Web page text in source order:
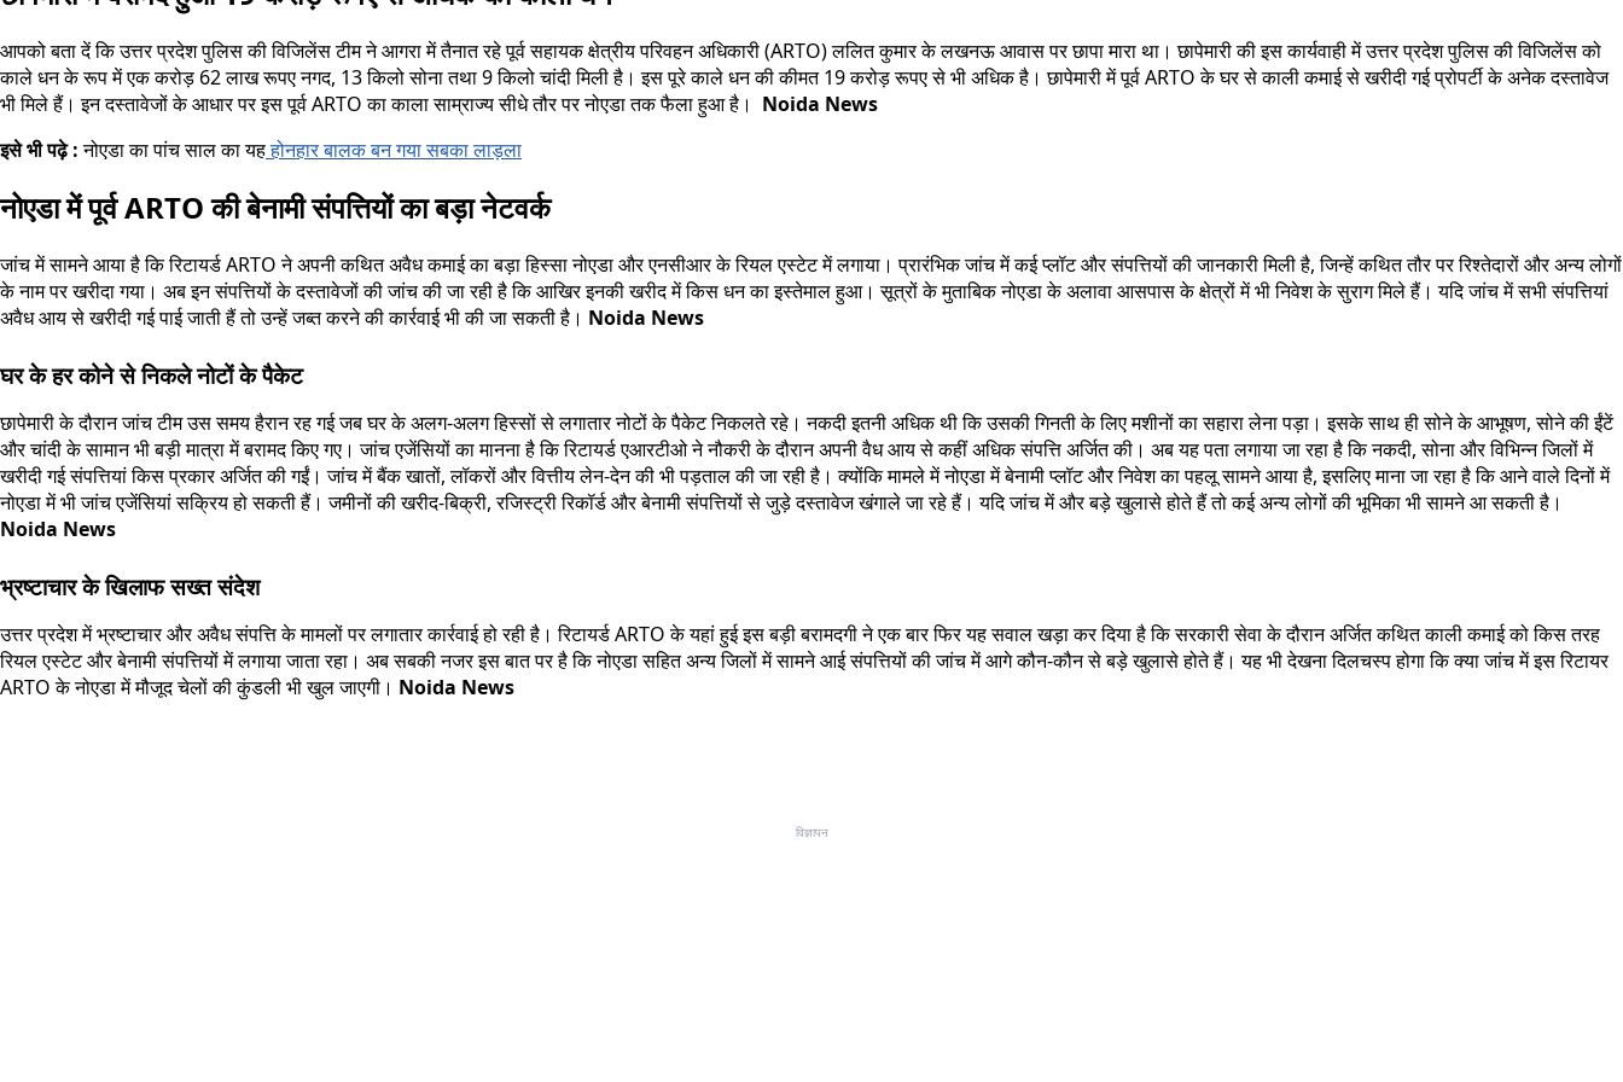
आपको बता दें कि उत्तर प्रदेश पुलिस की विजिलेंस टीम ने आगरा में तैनात रहे पूर्व सहायक क्षेत्रीय परिवहन अधिकारी (ARTO) ललित कुमार के लखनऊ आवास पर छापा मारा था। छापेमारी की इस कार्यवाही में उत्तर प्रदेश पुलिस की विजिलेंस को
काले धन के रूप में एक करोड़ 62 लाख रूपए नगद, 13 किलो सोना तथा 9 किलो चांदी मिली है। इस पूरे काले धन की कीमत 19 करोड़ रूपए से भी अधिक है। छापेमारी में पूर्व ARTO के घर से काली कमाई से खरीदी गई प्रोपर्टी के अनेक दस्तावेज
भी मिले हैं। इन दस्तावेजों के आधार पर इस पूर्व ARTO का काला साम्राज्य सीधे तौर पर नोएडा तक फैला हुआ है। Noida News
इसे भी पढ़े :नोएडा का पांच साल का यहहोनहार बालक बन गया सबका लाड़ला
नोएडा में पूर्व ARTO की बेनामी संपत्तियों का बड़ा नेटवर्क
जांच में सामने आया है कि रिटायर्ड ARTO ने अपनी कथित अवैध कमाई का बड़ा हिस्सा नोएडा और एनसीआर के रियल एस्टेट में लगाया। प्रारंभिक जांच में कई प्लॉट और संपत्तियों की जानकारी मिली है, जिन्हें कथित तौर पर रिश्तेदारों और अन्य लोगों
के नाम पर खरीदा गया। अब इन संपत्तियों के दस्तावेजों की जांच की जा रही है कि आखिर इनकी खरीद में किस धन का इस्तेमाल हुआ। सूत्रों के मुताबिक नोएडा के अलावा आसपास के क्षेत्रों में भी निवेश के सुराग मिले हैं। यदि जांच में सभी संपत्तियां
अवैध आय से खरीदी गई पाई जाती हैं तो उन्हें जब्त करने की कार्रवाई भी की जा सकती है। Noida News
घर के हर कोने से निकले नोटों के पैकेट
छापेमारी के दौरान जांच टीम उस समय हैरान रह गई जब घर के अलग-अलग हिस्सों से लगातार नोटों के पैकेट निकलते रहे। नकदी इतनी अधिक थी कि उसकी गिनती के लिए मशीनों का सहारा लेना पड़ा। इसके साथ ही सोने के आभूषण, सोने की ईंटें
और चांदी के सामान भी बड़ी मात्रा में बरामद किए गए। जांच एजेंसियों का मानना है कि रिटायर्ड एआरटीओ ने नौकरी के दौरान अपनी वैध आय से कहीं अधिक संपत्ति अर्जित की। अब यह पता लगाया जा रहा है कि नकदी, सोना और विभिन्न जिलों में
खरीदी गई संपत्तियां किस प्रकार अर्जित की गईं। जांच में बैंक खातों, लॉकरों और वित्तीय लेन-देन की भी पड़ताल की जा रही है। क्योंकि मामले में नोएडा में बेनामी प्लॉट और निवेश का पहलू सामने आया है, इसलिए माना जा रहा है कि आने वाले दिनों में
नोएडा में भी जांच एजेंसियां सक्रिय हो सकती हैं। जमीनों की खरीद-बिक्री, रजिस्ट्री रिकॉर्ड और बेनामी संपत्तियों से जुड़े दस्तावेज खंगाले जा रहे हैं। यदि जांच में और बड़े खुलासे होते हैं तो कई अन्य लोगों की भूमिका भी सामने आ सकती है।
Noida News
भ्रष्टाचार के खिलाफ सख्त संदेश
उत्तर प्रदेश में भ्रष्टाचार और अवैध संपत्ति के मामलों पर लगातार कार्रवाई हो रही है। रिटायर्ड ARTO के यहां हुई इस बड़ी बरामदगी ने एक बार फिर यह सवाल खड़ा कर दिया है कि सरकारी सेवा के दौरान अर्जित कथित काली कमाई को किस तरह
रियल एस्टेट और बेनामी संपत्तियों में लगाया जाता रहा। अब सबकी नजर इस बात पर है कि नोएडा सहित अन्य जिलों में सामने आई संपत्तियों की जांच में आगे कौन-कौन से बड़े खुलासे होते हैं। यह भी देखना दिलचस्प होगा कि क्या जांच में इस रिटायर
ARTO के नोएडा में मौजूद चेलों की कुंडली भी खुल जाएगी। Noida News
विज्ञापन